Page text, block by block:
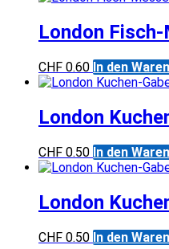
London
CHF 0.60 In den
London
CHF 0.50 In den
London
CHF 0.50 In den